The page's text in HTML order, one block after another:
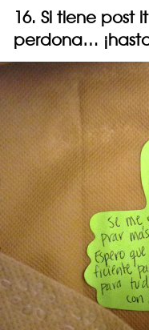
16. Si tiene post
perdona…